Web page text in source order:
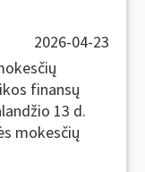
2026-04-23
finansų
13 d.
mokesčių